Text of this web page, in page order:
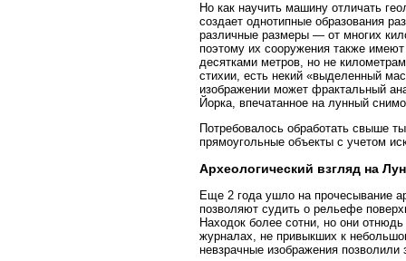
Но как научить машину отличать
создает однотипные образования
различные размеры — от многих
поэтому их сооружения также
десятками метров, но не
стихии, есть некий «выделенный
изображении может фрактальный
Йорка, впечатанное на лунный
Потребовалось обработать свыше
прямоугольные объекты с учетом
Археологический взгляд на
Еще 2 года ушло на прочесывание
позволяют судить о рельефе
Находок более сотни, но они
журналах, не привыкших к
невзрачные изображения